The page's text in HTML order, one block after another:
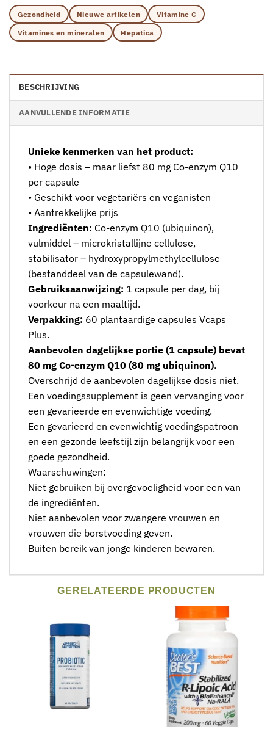
Gezondheid Nieuwe artikelen
Vitamine C
Vitamines en mineralen
Hepatica
BESCHRIJVING
AANVULLENDE INFORMATIE
Unieke kenmerken van het product:
• Hoge dosis – maar liefst 80 mg Co-enzym Q10
per capsule
• Geschikt voor vegetariërs en veganisten
• Aantrekkelijke prijs
Ingrediënten: Co-enzym Q10 (ubiquinon),
vulmiddel – microkristallijne cellulose,
stabilisator – hydroxypropylmethylcellulose
(bestanddeel van de capsulewand).
Gebruiksaanwijzing: 1 capsule per dag, bij
voorkeur na een maaltijd.
Verpakking: 60 plantaardige capsules Vcaps
Plus.
Aanbevolen dagelijkse portie (1 capsule) bevat
80 mg Co-enzym Q10 (80 mg ubiquinon).
Overschrijd de aanbevolen dagelijkse dosis niet.
Een voedingssupplement is geen vervanging voor
een gevarieerde en evenwichtige voeding.
Een gevarieerd en evenwichtig voedingspatroon
en een gezonde leefstijl zijn belangrijk voor een
goede gezondheid.
Waarschuwingen:
Niet gebruiken bij overgevoeligheid voor een van
de ingrediënten.
Niet aanbevolen voor zwangere vrouwen en
vrouwen die borstvoeding geven.
Buiten bereik van jonge kinderen bewaren.
GERELATEERDE PRODUCTEN